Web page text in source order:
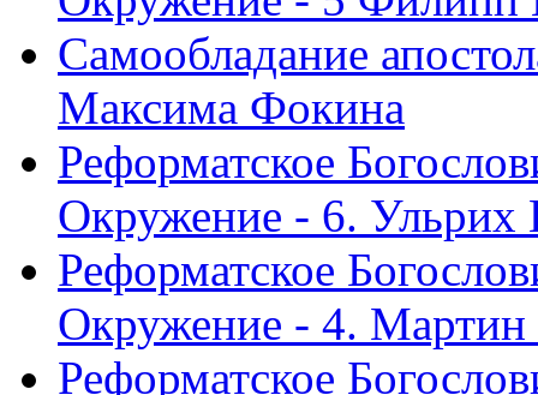
Самообладание
Максима Фокина
Реформатское
Окружение - 6. Ульрих
Реформатское
Окружение - 4.
Реформатское